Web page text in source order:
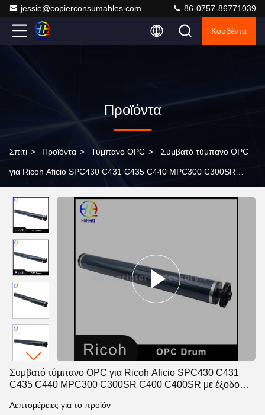
jessie@copierconsumables.com 86-0757-86771039
Κουβέντα
Προϊόντα
Σπίτι > Προϊόντα > Τύμπανο OPC > Συμβατό τύμπανο OPC
για Ricoh Aficio SPC430 C431 C435 C440 MPC300 C300SR
αντοχή
Συμβατό τύμπανο OPC για Ricoh Aficio SPC430 C431
C435 C440 MPC300 C300SR C400 C400SR με έξοδο
Λεπτομέρειες για το προϊόν